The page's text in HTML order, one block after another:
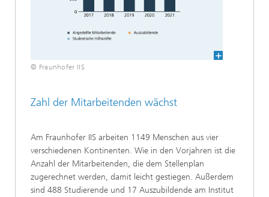
© Fraunhofer IIS
Zahl der Mitarbeitenden wächst
Am Fraunhofer IIS arbeiten 1149 Menschen aus vier
verschiedenen Kontinenten. Wie in den Vorjahren ist die
Anzahl der Mitarbeitenden, die dem Stellenplan
zugerechnet werden, damit leicht gestiegen. Außerdem
sind 488 Studierende und 17 Auszubildende am Institut